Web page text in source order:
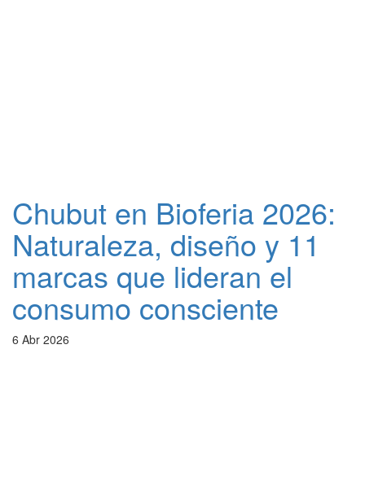
Chubut en Bioferia 2026:
Naturaleza, diseño y 11
marcas que lideran el
consumo consciente
6 Abr 2026